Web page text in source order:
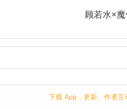
顾若水×
下载 App，更新、作者